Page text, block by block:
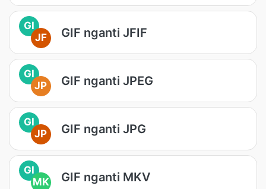
GI
JF
GIF nganti JFIF
GI
JP
GIF nganti JPEG
GI
JP
GIF nganti JPG
GI
MK
GIF nganti MKV